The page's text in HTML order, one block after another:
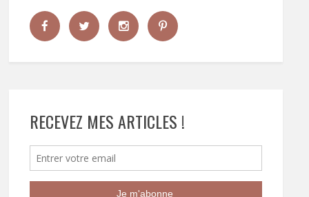
RECEVEZ MES ARTICLES !